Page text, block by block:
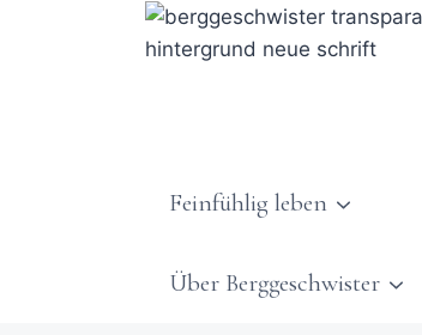
Feinfühlig leben
Über Berggeschwister